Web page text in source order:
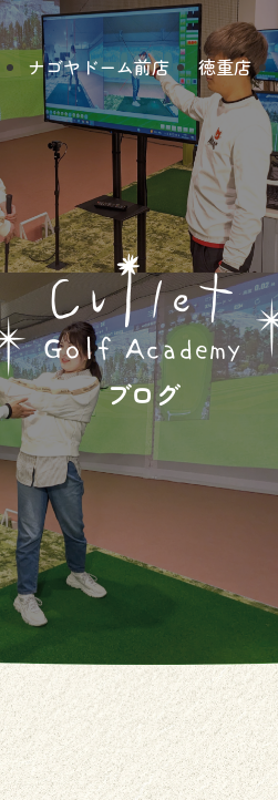
ナゴヤドーム前店 徳重店
ブログ